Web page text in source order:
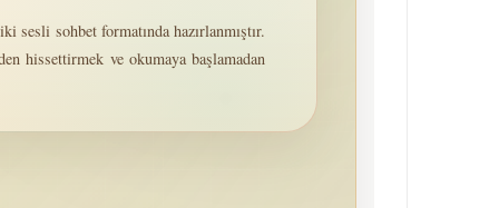
sesli sohbet formatında hazırlanmıştır.
hissettirmek ve okumaya başlamadan